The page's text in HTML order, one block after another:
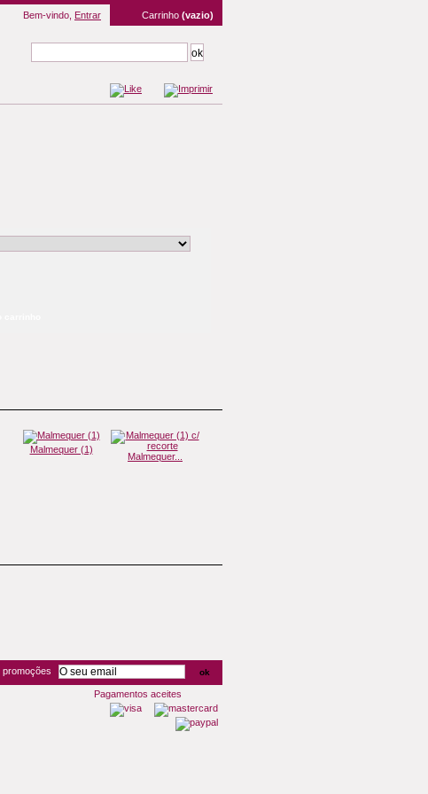
Carrinho (vazio)
Bem-vindo, Entrar
Malmequer (1)
Malmequer...
Pagamentos aceites